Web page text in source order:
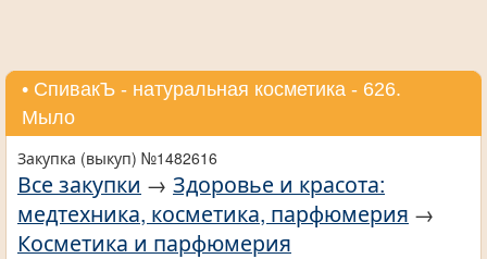
• СпивакЪ - натуральная косметика - 626.
Мыло
Закупка (выкуп) №1482616
Все закупки → Здоровье и красота:
медтехника, косметика, парфюмерия →
Косметика и парфюмерия